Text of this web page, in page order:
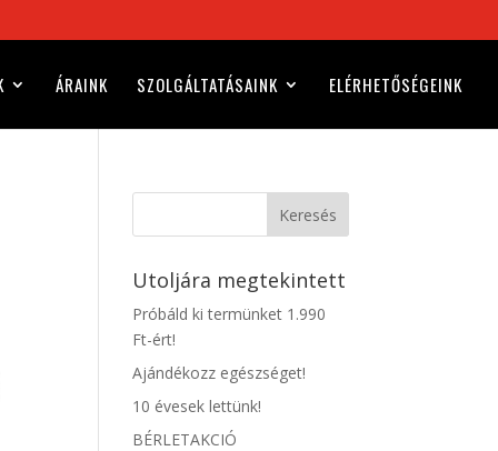
ÁRAINK SZOLGÁLTATÁSAINK ELÉRHETŐSÉGEINK
Keresés
Utoljára megtekintett
Próbáld ki termünket 1.990
Ft-ért!
Ajándékozz egészséget!
10 évesek lettünk!
BÉRLETAKCIÓ